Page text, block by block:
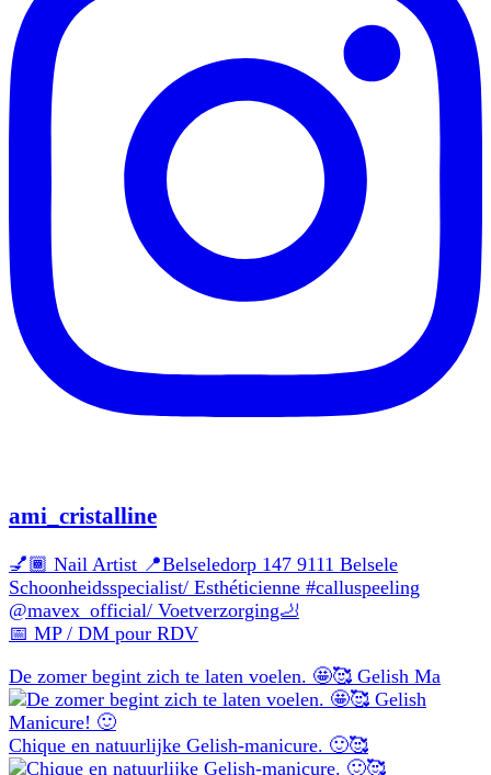
ami_cristalline
💅🏾 Nail Artist 📍Belseledorp 147 9111 Belsele
Schoonheidsspecialist/ Esthéticienne #calluspeeling
@mavex_official/ Voetverzorging🦶
📅 MP / DM pour RDV
De zomer begint zich te laten voelen. 🤩🥰 Gelish Ma
Chique en natuurlijke Gelish-manicure. 🙂🥰